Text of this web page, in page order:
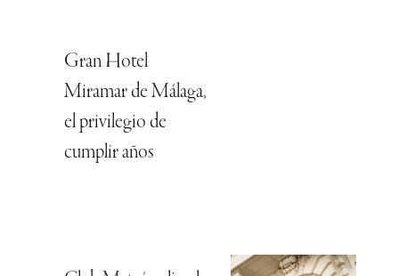
Gran Hotel
Miramar de Málaga,
el privilegio de
cumplir años